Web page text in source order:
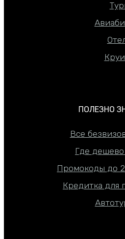
ПОЛЕЗНО
Все
Где дешево
Промокоды до
Кредитка для